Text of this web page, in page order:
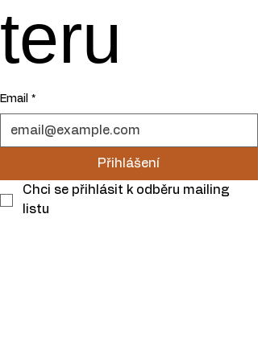
teru
Email *
Přihlášení
Chci se přihlásit k odběru mailing
listu